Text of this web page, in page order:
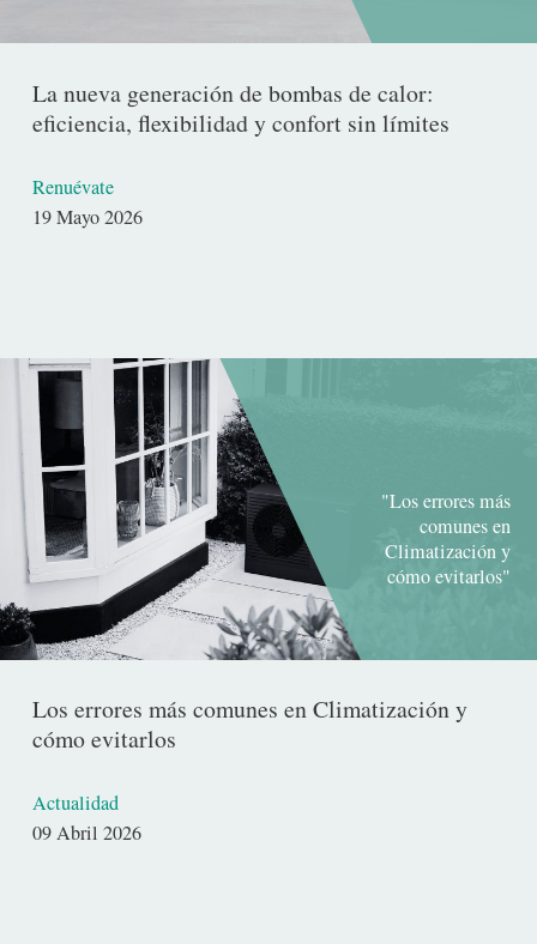
La nueva generación de bombas de calor:
eficiencia, flexibilidad y confort sin límites
Renuévate
Fecha19 Mayo 2026
"Los errores más
comunes en
Climatización y
cómo evitarlos"
Los errores más comunes en Climatización y
cómo evitarlos
Actualidad
Fecha09 Abril 2026